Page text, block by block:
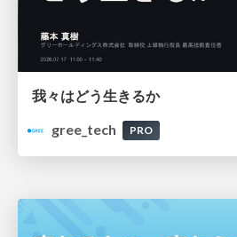
我々はどう生きるか
gree_tech
PRO